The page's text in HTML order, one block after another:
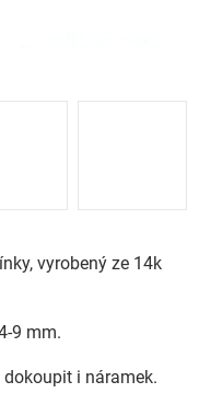
vyrobený ze 14k
9 mm.
i náramek.